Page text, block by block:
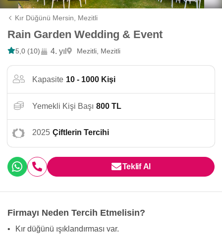
Kır Düğünü Mersin, Mezitli
Rain Garden Wedding & Event
5,0 (10) 4. yıl Mezitli, Mezitli
Kapasite 10 - 1000 Kişi
Yemekli Kişi Başı 800 TL
2025 Çiftlerin Tercihi
Teklif Al
Firmayı Neden Tercih Etmelisin?
•
Kır düğünü ışıklandırması var.